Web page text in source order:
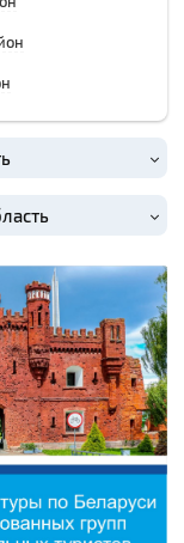
в 19:00
Новая концертная
ДВИЖЕНИЕ